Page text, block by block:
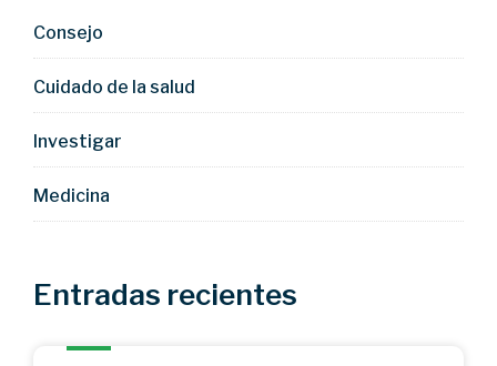
Consejo
Cuidado de la salud
Investigar
Medicina
Entradas recientes